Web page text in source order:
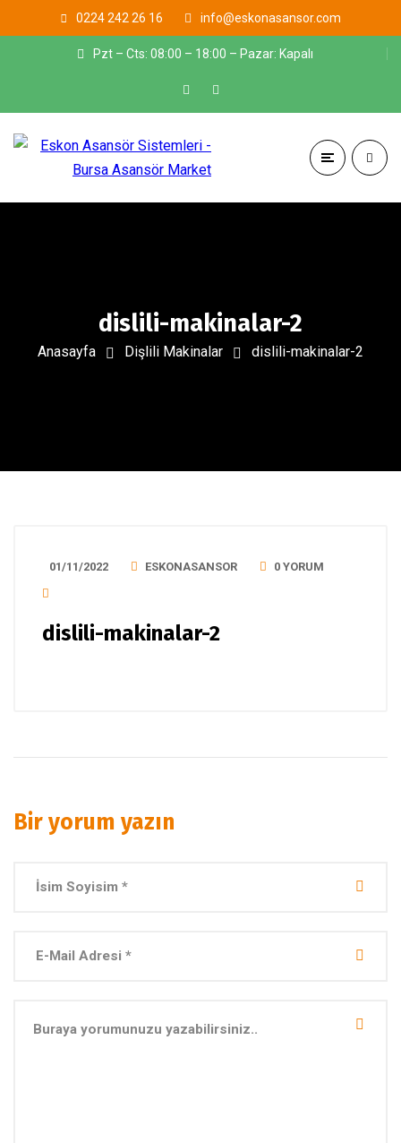
0224 242 26 16 info@eskonasansor.com
Pzt – Cts: 08:00 – 18:00 – Pazar: Kapalı
dislili-makinalar-2
Anasayfa Dişlili Makinalar dislili-makinalar-2
01/11/2022 ESKONASANSOR 0 YORUM
dislili-makinalar-2
Bir yorum yazın